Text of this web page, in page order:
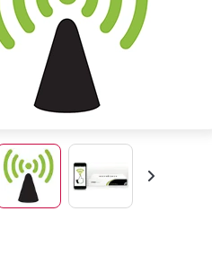
Вперед